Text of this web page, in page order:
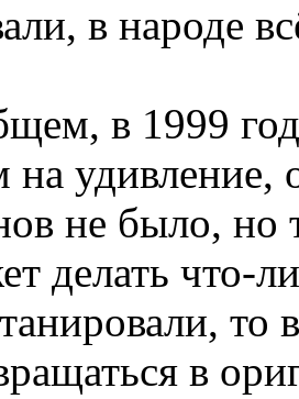
в народе
в 1999
на удивление,
не было, но
делать что-
то
в